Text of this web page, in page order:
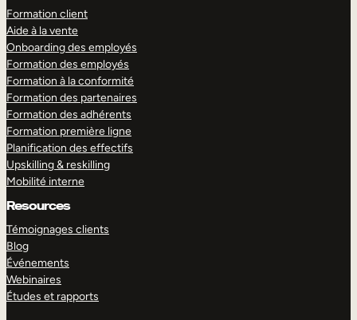
Formation client
Aide à la vente
Onboarding des employés
Formation des employés
Formation à la conformité
Formation des partenaires
Formation des adhérents
Formation première ligne
Planification des effectifs
Upskilling & reskilling
Mobilité interne
Resources
Témoignages clients
Blog
Événements
Webinaires
Études et rapports